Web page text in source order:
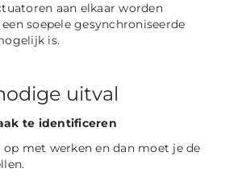
aan elkaar worden
soepele gesynchroniseerde
is.
uitval
te identificeren
met werken en dan moet je de